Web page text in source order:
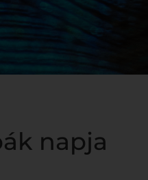
napja